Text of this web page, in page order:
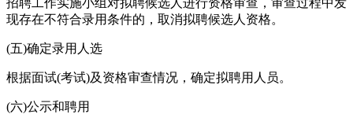
现存在不符合录用条件的，取消拟聘候选人资格。
(五)确定录用人选
根据面试(考试)及资格审查情况，确定拟聘用人员。
(六)公示和聘用